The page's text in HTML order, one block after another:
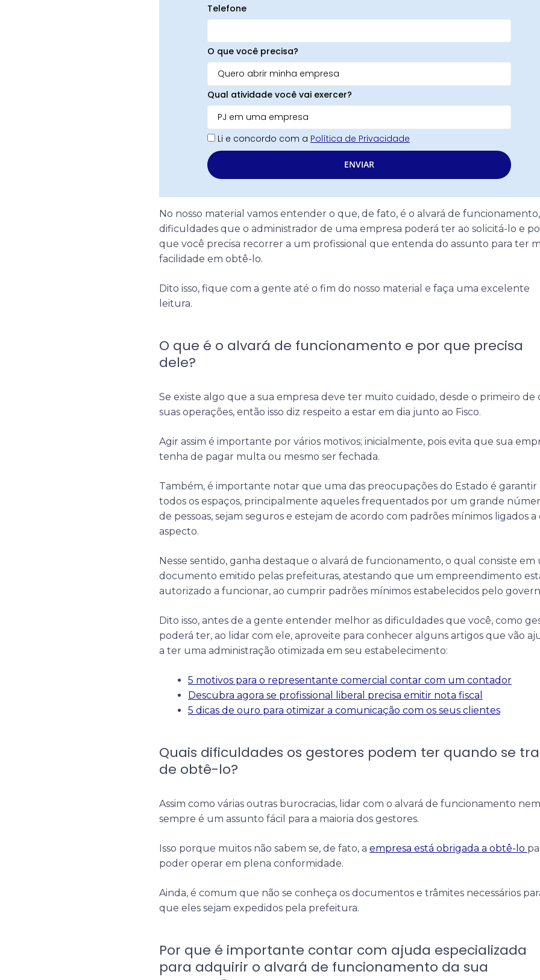
Telefone
O que você precisa?
Qual atividade você vai exercer?
Li e concordo com a Política de Privacidade
ENVIAR
No nosso material vamos entender o que, de fato, é o alvará de funcionamento,
dificuldades que o administrador de uma empresa poderá ter ao solicitá-lo e
que você precisa recorrer a um profissional que entenda do assunto para ter
facilidade em obtê-lo.
Dito isso, fique com a gente até o fim do nosso material e faça uma excelente
leitura.
O que é o alvará de funcionamento e por que precisa
dele?
Se existe algo que a sua empresa deve ter muito cuidado, desde o primeiro de
suas operações, então isso diz respeito a estar em dia junto ao Fisco.
Agir assim é importante por vários motivos; inicialmente, pois evita que sua
tenha de pagar multa ou mesmo ser fechada.
Também, é importante notar que uma das preocupações do Estado é garantir
todos os espaços, principalmente aqueles frequentados por um grande
de pessoas, sejam seguros e estejam de acordo com padrões mínimos ligados a
aspecto.
Nesse sentido, ganha destaque o alvará de funcionamento, o qual consiste em
documento emitido pelas prefeituras, atestando que um empreendimento
autorizado a funcionar, ao cumprir padrões mínimos estabelecidos pelo
Dito isso, antes de a gente entender melhor as dificuldades que você, como
poderá ter, ao lidar com ele, aproveite para conhecer alguns artigos que vão
a ter uma administração otimizada em seu estabelecimento:
5 motivos para o representante comercial contar com um contador
Descubra agora se profissional liberal precisa emitir nota fiscal
5 dicas de ouro para otimizar a comunicação com os seus clientes
Quais dificuldades os gestores podem ter quando se
de obtê-lo?
Assim como várias outras burocracias, lidar com o alvará de funcionamento nem
sempre é um assunto fácil para a maioria dos gestores.
Isso porque muitos não sabem se, de fato, a empresa está obrigada a obtê-lo
poder operar em plena conformidade.
Ainda, é comum que não se conheça os documentos e trâmites necessários
que eles sejam expedidos pela prefeitura.
Por que é importante contar com ajuda especializada
para adquirir o alvará de funcionamento da sua